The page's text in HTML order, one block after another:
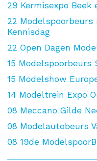
29 Kermisexpo Beek
22 Modelspoorbeurs
Kennisdag
22 Open Dagen
15 Modelspoorbeurs
15 Modelshow
14 Modeltrein Expo
08 Meccano Gilde
08 Modelautobeurs
08 19de